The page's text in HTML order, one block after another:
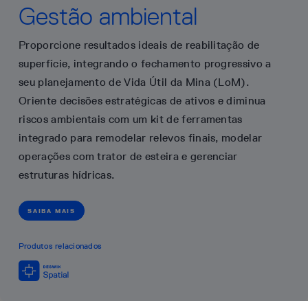
Gestão ambiental
Proporcione resultados ideais de reabilitação de
superfície, integrando o fechamento progressivo a
seu planejamento de Vida Útil da Mina (LoM).
Oriente decisões estratégicas de ativos e diminua
riscos ambientais com um kit de ferramentas
integrado para remodelar relevos finais, modelar
operações com trator de esteira e gerenciar
estruturas hídricas.
SAIBA MAIS
Produtos relacionados